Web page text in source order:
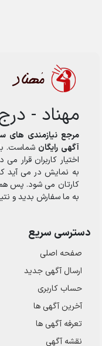
مهناد -
مرجع نیازمندی های
آگهی رایگان شماست.
اختیار کاربران قرار
به نمایش در می آید
کارتان می شود. پس
به ما سفارش بدید و
دسترسی سریع
صفحه اصلی
ارسال‌ آگهی جدید
حساب کاربری
آخرین آگهی ها
تعرفه آگهی ها
نقشه آگهی